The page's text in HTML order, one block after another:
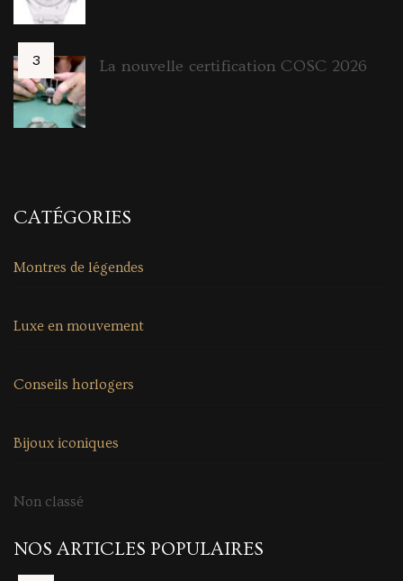
La nouvelle certification COSC 2026
CATÉGORIES
Montres de légendes
Luxe en mouvement
Conseils horlogers
Bijoux iconiques
Non classé
NOS ARTICLES POPULAIRES